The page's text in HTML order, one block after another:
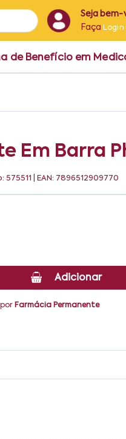
Seja bem-
Faça Login
de Benefício em
Em Barra
575511 | EAN: 7896512909770
Adicionar
Farmácia Permanente